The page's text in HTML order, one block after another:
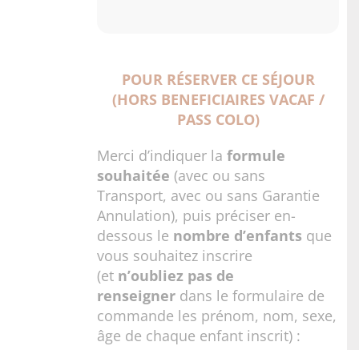
POUR RÉSERVER CE SÉJOUR
(HORS BENEFICIAIRES VACAF /
PASS COLO)
Merci d’indiquer laformule
souhaitée (avec ou sans
Transport, avec ou sans Garantie
Annulation), puis préciser en-
dessous le nombre d’enfants que
vous souhaitez inscrire
(et n’oubliez pas de
renseigner dans le formulaire de
commande les prénom, nom, sexe,
âge de chaque enfant inscrit) :